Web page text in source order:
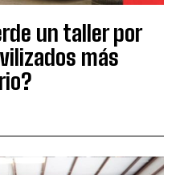
un taller por
más